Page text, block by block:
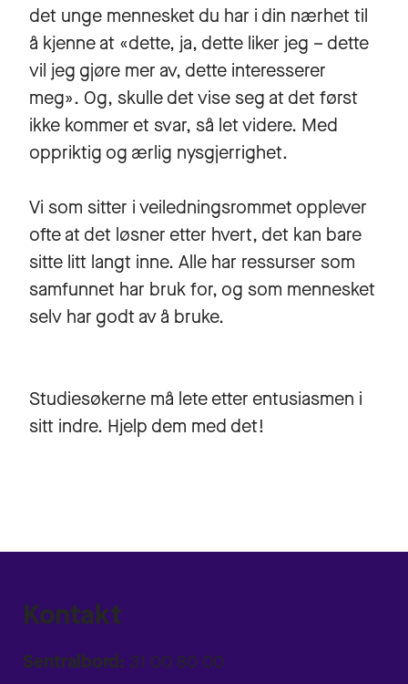
det unge mennesket du har i din nærhet til
å kjenne at «dette, ja, dette liker jeg – dette
vil jeg gjøre mer av, dette interesserer
meg». Og, skulle det vise seg at det først
ikke kommer et svar, så let videre. Med
oppriktig og ærlig nysgjerrighet.
Vi som sitter i veiledningsrommet opplever
ofte at det løsner etter hvert, det kan bare
sitte litt langt inne. Alle har ressurser som
samfunnet har bruk for, og som mennesket
selv har godt av å bruke.
Studiesøkerne må lete etter entusiasmen i
sitt indre. Hjelp dem med det!
Kontakt
Sentralbord: 31 00 80 00